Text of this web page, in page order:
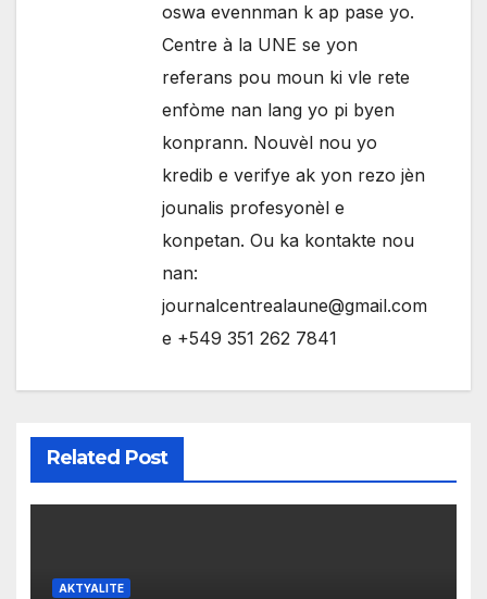
oswa evennman k ap pase yo.
Centre à la UNE se yon
referans pou moun ki vle rete
enfòme nan lang yo pi byen
konprann. Nouvèl nou yo
kredib e verifye ak yon rezo jèn
jounalis profesyonèl e
konpetan. Ou ka kontakte nou
nan:
journalcentrealaune@gmail.com
e +549 351 262 7841
Related Post
AKTYALITE